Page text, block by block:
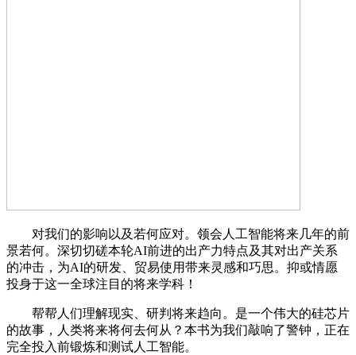
对我们的影响以及若何应对。领会人工智能将来几年的前
景若何。深切切磋本轮AI前进的出产力特点及其对出产关系
的冲击，为AI的研发、贸易使用带来灵感和巧思。抑或情愿
投身于这一全球注目的将来学科！
帮帮人们理解现实、研判将来趋向。是一个伟大的硅芯片
的故事，人类将来将何去何从？本书为我们敲响了警钟，正在
完全投入前锻炼和测试人工智能。